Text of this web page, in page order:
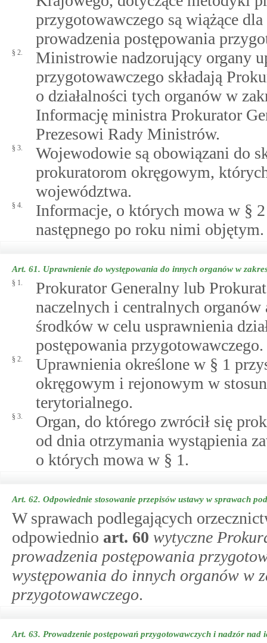
przygotowawczego są wiążące
prowadzenia postępowania
§ 2.
Ministrowie nadzorujący organy
przygotowawczego składają
o działalności tych organów w
Informację ministra Prokurator
Prezesowi Rady Ministrów.
§ 3.
Wojewodowie są obowiązani do
prokuratorom okręgowym,
województwa.
§ 4.
Informacje, o których mowa w §
następnego po roku nimi objętym.
Art. 61. Uprawnienie do występowania do innych organów w
§ 1.
Prokurator Generalny lub
naczelnych i centralnych
środków w celu usprawnienia
postępowania przygotowawczego.
§ 2.
Uprawnienia określone w § 1
okręgowym i rejonowym w
terytorialnego.
§ 3.
Organ, do którego zwrócił się
od dnia otrzymania wystąpienia
o których mowa w § 1.
Art. 62. Odpowiednie stosowanie przepisów ustawy w sprawach
W sprawach podlegających
odpowiednio art. 60 wytyczne
prowadzenia postępowania
występowania do innych organów w
przygotowawczego.
Art. 63. Prowadzenie postępowań przygotowawczych i nadzór nad